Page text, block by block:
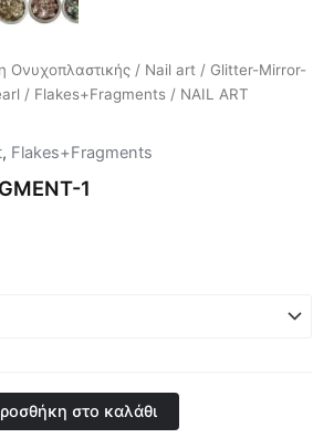
Ονυχοπλαστικής / Nail art / Glitter-Mirror-
/ Flakes+Fragments / NAIL ART
, Flakes+Fragments
1
στο καλάθι